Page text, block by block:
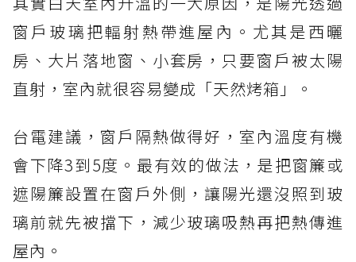
窗戶玻璃把輻射熱帶進屋內。尤其是西曬
房、大片落地窗、小套房，只要窗戶被太陽
直射，室內就很容易變成「天然烤箱」。
台電建議，窗戶隔熱做得好，室內溫度有機
會下降3到5度。最有效的做法，是把窗簾或
遮陽簾設置在窗戶外側，讓陽光還沒照到玻
璃前就先被擋下，減少玻璃吸熱再把熱傳進
屋內。